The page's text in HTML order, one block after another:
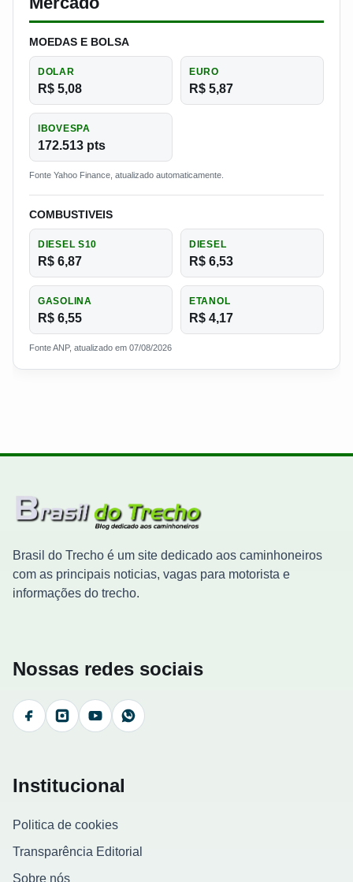
MOEDAS E BOLSA
DOLAR
R$ 5,08
EURO
R$ 5,87
IBOVESPA
172.513 pts
Fonte Yahoo Finance, atualizado automaticamente.
COMBUSTIVEIS
DIESEL S10
R$ 6,87
DIESEL
R$ 6,53
GASOLINA
R$ 6,55
ETANOL
R$ 4,17
Fonte ANP, atualizado em 07/08/2026
Brasil do Trecho é um site dedicado aos caminhoneiros
com as principais noticias, vagas para motorista e
informações do trecho.
Nossas redes sociais
FacebookInstagramYouTubeWhatsApp
Institucional
Politica de cookies
Transparência Editorial
Sobre nós